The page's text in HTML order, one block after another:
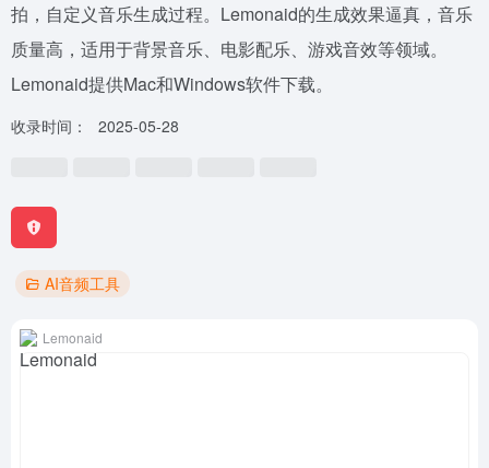
拍，自定义音乐生成过程。Lemonaid的生成效果逼真，音乐
质量高，适用于背景音乐、电影配乐、游戏音效等领域。
Lemonaid提供Mac和Windows软件下载。
收录时间： 2025-05-28
AI音频工具
Lemonaid